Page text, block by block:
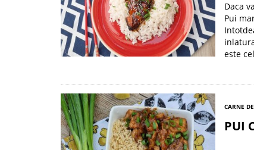
Daca
Pui
este
CARNE
PUI